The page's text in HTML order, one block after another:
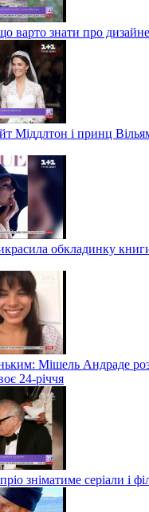
варто знати про
Міддлтон і принц
обкладинку
Мішель Андраде
24-річчя
зніматиме серіали і